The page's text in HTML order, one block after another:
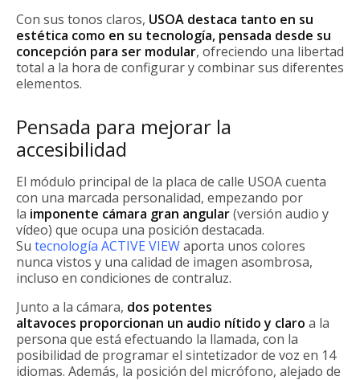
Con sus tonos claros, USOA destaca tanto en su
estética como en su tecnología, pensada desde su
concepción para ser modular, ofreciendo una libertad
total a la hora de configurar y combinar sus diferentes
elementos.
Pensada para mejorar la
accesibilidad
El módulo principal de la placa de calle USOA cuenta
con una marcada personalidad, empezando por
la imponente cámara gran angular(versión audio y
vídeo) que ocupa una posición destacada.
Su tecnología ACTIVE VIEWaporta unos colores
nunca vistos y una calidad de imagen asombrosa,
incluso en condiciones de contraluz.
Junto a la cámara, dos potentes
altavoces proporcionan un audio nítido y claro a la
persona que está efectuando la llamada, con la
posibilidad de programar el sintetizador de voz en 14
idiomas. Además, la posición del micrófono, alejado de